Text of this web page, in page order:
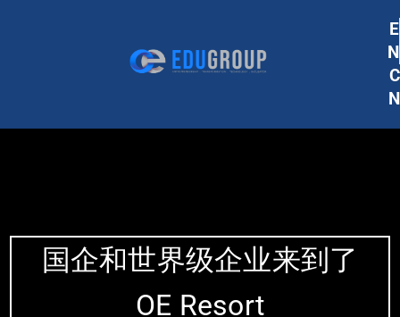
E
N
C
N
国企和世界级企业来到了
OE Resort